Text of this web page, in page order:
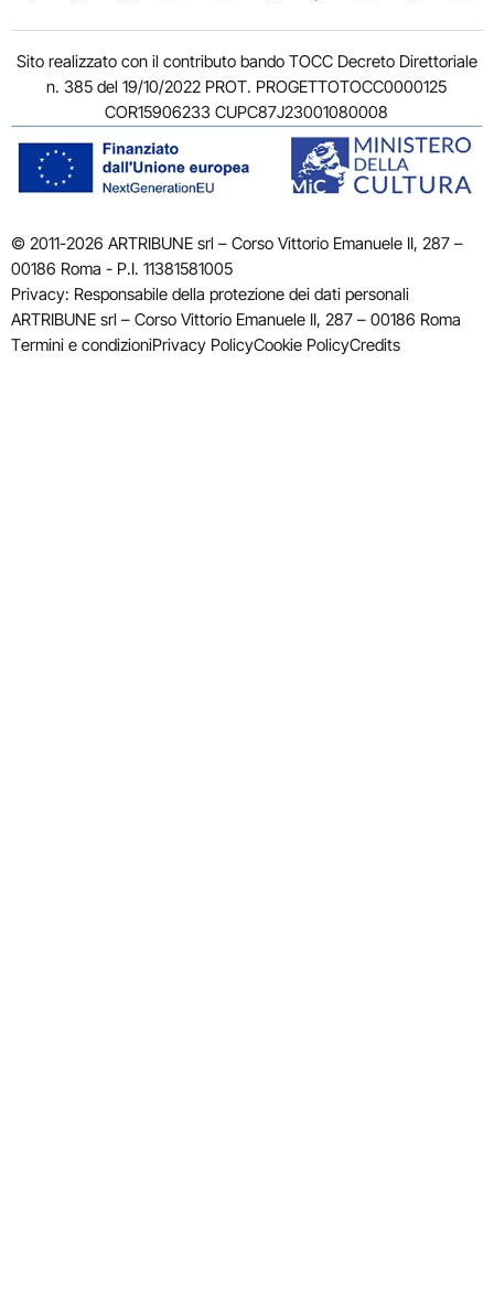
Sito realizzato con il contributo bando TOCC Decreto Direttoriale
n. 385 del 19/10/2022 PROT. PROGETTOTOCC0000125
COR15906233 CUPC87J23001080008
© 2011-2026 ARTRIBUNE srl – Corso Vittorio Emanuele II, 287 –
00186 Roma - P.I. 11381581005
Privacy: Responsabile della protezione dei dati personali
ARTRIBUNE srl – Corso Vittorio Emanuele II, 287 – 00186 Roma
Termini e condizioniPrivacy PolicyCookie PolicyCredits